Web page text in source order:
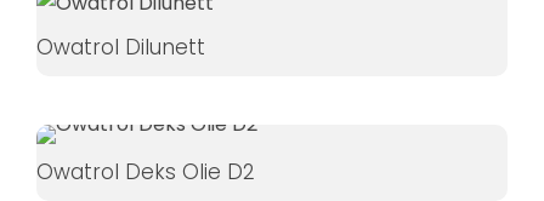
Owatrol Dilunett
Owatrol Deks Olie D2
chancen
for at se
indhold og
tilbud.